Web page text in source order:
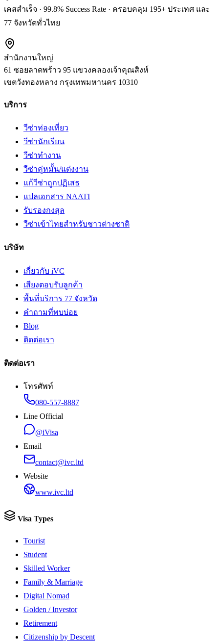
เคสสำเร็จ · 99.8% Success Rate · ครอบคลุม 195+ ประเทศ และ
77 จังหวัดทั่วไทย
สำนักงานใหญ่
61 ซอยลาดพร้าว 95 แขวงคลองเจ้าคุณสิงห์
เขตวังทองหลาง กรุงเทพมหานคร 10310
บริการ
วีซ่าท่องเที่ยว
วีซ่านักเรียน
วีซ่าทำงาน
วีซ่าคู่หมั้น/แต่งงาน
แก้วีซ่าถูกปฏิเสธ
แปลเอกสาร NAATI
รับรองกงสุล
วีซ่าเข้าไทยสำหรับชาวต่างชาติ
บริษัท
เกี่ยวกับ iVC
เสียงตอบรับลูกค้า
พื้นที่บริการ 77 จังหวัด
คำถามที่พบบ่อย
Blog
ติดต่อเรา
ติดต่อเรา
โทรศัพท์
080-557-8887
Line Official
@iVisa
Email
contact@ivc.ltd
Website
www.ivc.ltd
Visa Types
Tourist
Student
Skilled Worker
Family & Marriage
Digital Nomad
Golden / Investor
Retirement
Citizenship by Descent